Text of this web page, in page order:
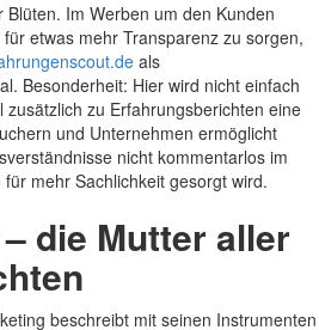
Im Werben um den Kunden
etwas mehr Transparenz zu sorgen,
als
Besonderheit: Hier wird nicht einfach
zu Erfahrungsberichten eine
und Unternehmen ermöglicht
nicht kommentarlos im
mehr Sachlichkeit gesorgt wird.
die Mutter aller
beschreibt mit seinen Instrumenten